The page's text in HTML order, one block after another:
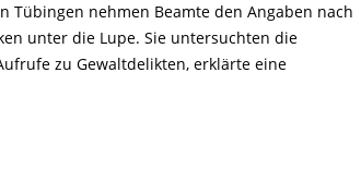
Tübingen nehmen Beamte den Angaben nach
unter die Lupe. Sie untersuchten die
zu Gewaltdelikten, erklärte eine